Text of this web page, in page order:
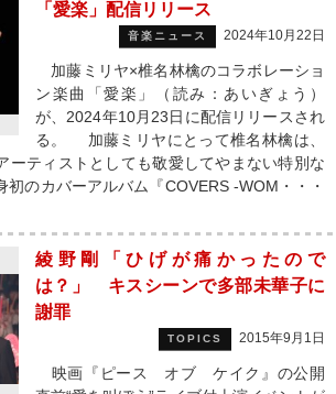
「愛楽」配信リリース
音楽ニュース 2024年10月22日
加藤ミリヤ×椎名林檎のコラボレーショ
ン楽曲「愛楽」（読み：あいぎょう）
が、2024年10月23日に配信リリースされ
る。 加藤ミリヤにとって椎名林檎は、
ーティストとしても敬愛してやまない特別な
初のカバーアルバム『COVERS -WOM・・・
綾野剛「ひげが痛かったので
は？」 キスシーンで多部未華子に
謝罪
TOPICS 2015年9月1日
映画『ピース オブ ケイク』の公開